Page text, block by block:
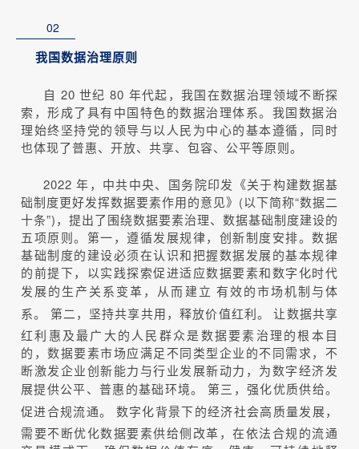
02
我国数据治理原则
自 20 世纪 80 年代起，我国在数据治理领域不断探
索，形成了具有中国特色的数据治理体系。我国数据治
理始终坚持党的领导与以人民为中心的基本遵循，同时
也体现了普惠、开放、共享、包容、公平等原则。
2022 年，中共中央、国务院印发《关于构建数据基
础制度更好发挥数据要素作用的意见》(以下简称“数据二
十条”)，提出了围绕数据要素治理、数据基础制度建设的
五项原则。第一，遵循发展规律，创新制度安排。数据
基础制度的建设必须在认识和把握数据发展的基本规律
的前提下，以实践探索促进适应数据要素和数字化时代
发展的生产关系变革，从而建立 有效的市场机制与体
系。
第二，坚持共享共用，释放价值红利。
让数据共享
红利惠及最广大的人民群众是数据要素治理的根本目
的，数据要素市场应满足不同类型企业的不同需求，不
断激发企业创新能力与行业发展新动力，为数字经济发
展提供公平、普惠的基础环境。
第三，强化优质供给。
促进合规流通。
数字化背景下的经济社会高质量发展，
需要不断优化数据要素供给侧改革，在依法合规的流通